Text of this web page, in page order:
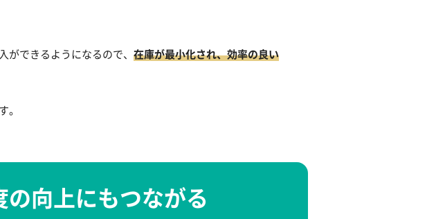
できるようになるので、 在庫が最小化され、効率の良い
向上にもつながる